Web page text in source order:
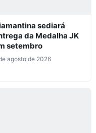
sediará
da Medalha JK
setembro
agosto de 2026